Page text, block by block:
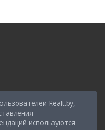
Realt.by,
используются